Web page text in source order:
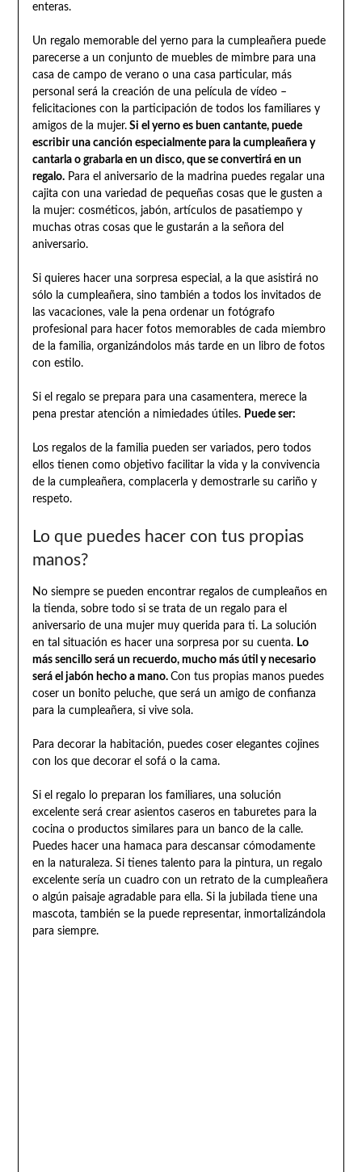
enteras.
Un regalo memorable del yerno para la cumpleañera puede
parecerse a un conjunto de muebles de mimbre para una
casa de campo de verano o una casa particular, más
personal será la creación de una película de vídeo –
felicitaciones con la participación de todos los familiares y
amigos de la mujer.Si el yerno es buen cantante, puede
escribir una canción especialmente para la cumpleañera y
cantarla o grabarla en un disco, que se convertirá en un
regalo.Para el aniversario de la madrina puedes regalar una
cajita con una variedad de pequeñas cosas que le gusten a
la mujer: cosméticos, jabón, artículos de pasatiempo y
muchas otras cosas que le gustarán a la señora del
aniversario.
Si quieres hacer una sorpresa especial, a la que asistirá no
sólo la cumpleañera, sino también a todos los invitados de
las vacaciones, vale la pena ordenar un fotógrafo
profesional para hacer fotos memorables de cada miembro
de la familia, organizándolos más tarde en un libro de fotos
con estilo.
Si el regalo se prepara para una casamentera, merece la
pena prestar atención a nimiedades útiles. Puede ser:
Los regalos de la familia pueden ser variados, pero todos
ellos tienen como objetivo facilitar la vida y la convivencia
de la cumpleañera, complacerla y demostrarle su cariño y
respeto.
Lo que puedes hacer con tus propias
manos?
No siempre se pueden encontrar regalos de cumpleaños en
la tienda, sobre todo si se trata de un regalo para el
aniversario de una mujer muy querida para ti. La solución
en tal situación es hacer una sorpresa por su cuenta. Lo
más sencillo será un recuerdo, mucho más útil y necesario
será el jabón hecho a mano. Con tus propias manos puedes
coser un bonito peluche, que será un amigo de confianza
para la cumpleañera, si vive sola.
Para decorar la habitación, puedes coser elegantes cojines
con los que decorar el sofá o la cama.
Si el regalo lo preparan los familiares, una solución
excelente será crear asientos caseros en taburetes para la
cocina o productos similares para un banco de la calle.
Puedes hacer una hamaca para descansar cómodamente
en la naturaleza. Si tienes talento para la pintura, un regalo
excelente sería un cuadro con un retrato de la cumpleañera
o algún paisaje agradable para ella. Si la jubilada tiene una
mascota, también se la puede representar, inmortalizándola
para siempre.